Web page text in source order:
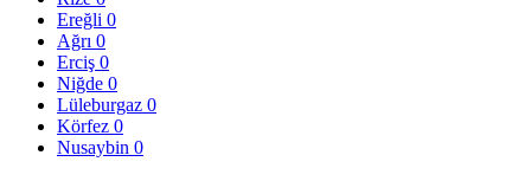
Ereğli 0
Ağrı 0
Erciş 0
Niğde 0
Lüleburgaz 0
Körfez 0
Nusaybin 0